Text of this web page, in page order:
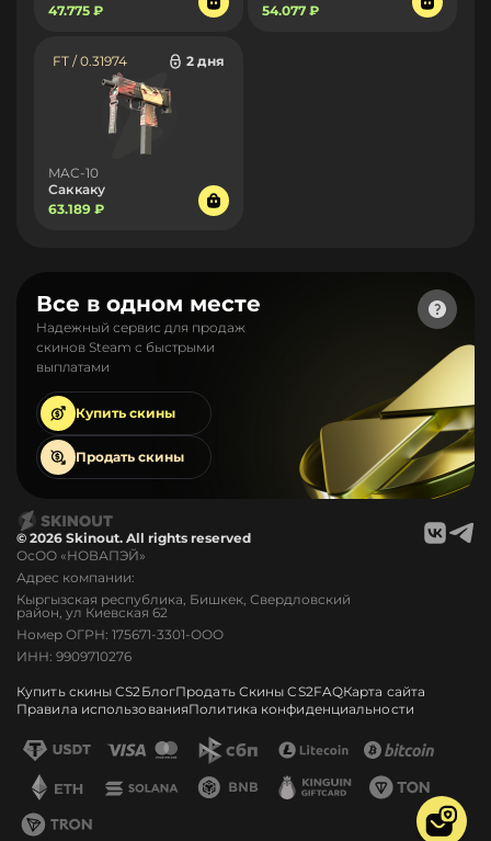
47.775 ₽
54.077 ₽
FT / 0.31974 2 дня
MAC-10
Саккаку
63.189 ₽
Все в одном месте
Надежный сервис для продаж
скинов Steam с быстрыми
выплатами
Купить скины
Продать скины
© 2026 Skinout. All rights reserved
ОсОО «НОВАПЭЙ»
Адрес компании:
Кыргызская республика, Бишкек, Свердловский
район, ул Киевская 62
Номер ОГРН: 175671-3301-ООО
ИНН: 9909710276
Купить скины CS2 БлогПродать Скины CS2FAQКарта сайта
Правила использованияПолитика конфиденциальности